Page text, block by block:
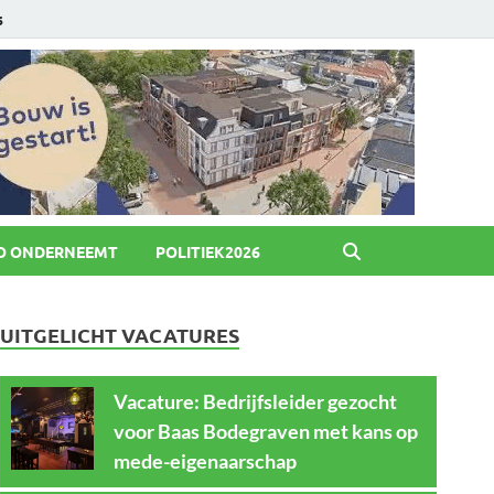
ONDERNEEMT POLITIEK2026
UITGELICHT VACATURES
Vacature: Bedrijfsleider gezocht
voor Baas Bodegraven met kans op
mede-eigenaarschap